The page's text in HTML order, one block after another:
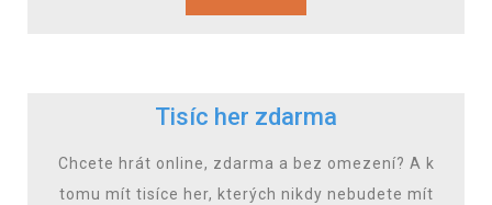
Tisíc her zdarma
Chcete hrát online, zdarma a bez omezení? A k
tomu mít tisíce her, kterých nikdy nebudete mít